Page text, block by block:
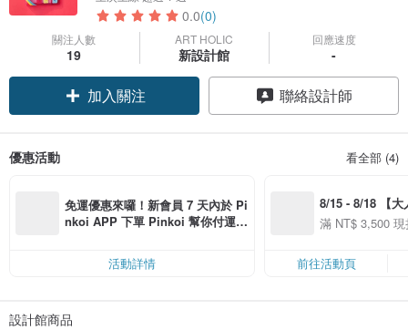
0.0(0)
關注人數
19
ART HOLIC
新設計館
回應速度
-
加入關注 聯絡設計師
優惠活動 看全部 (4)
免運優惠來囉！新會員 7 天內於 Pi
nkoi APP 下單 Pinkoi 幫你付運
活動詳情
8/15 - 8/18 【大
季】滿
50
滿 NT$ 3,500
前往活動頁
設計館商品